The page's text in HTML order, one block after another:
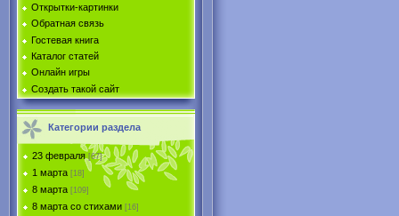
Открытки-картинки
Обратная связь
Гостевая книга
Каталог статей
Онлайн игры
Создать такой сайт
Категории раздела
23 февраля [67]
1 марта [18]
8 марта [109]
8 марта со стихами [16]